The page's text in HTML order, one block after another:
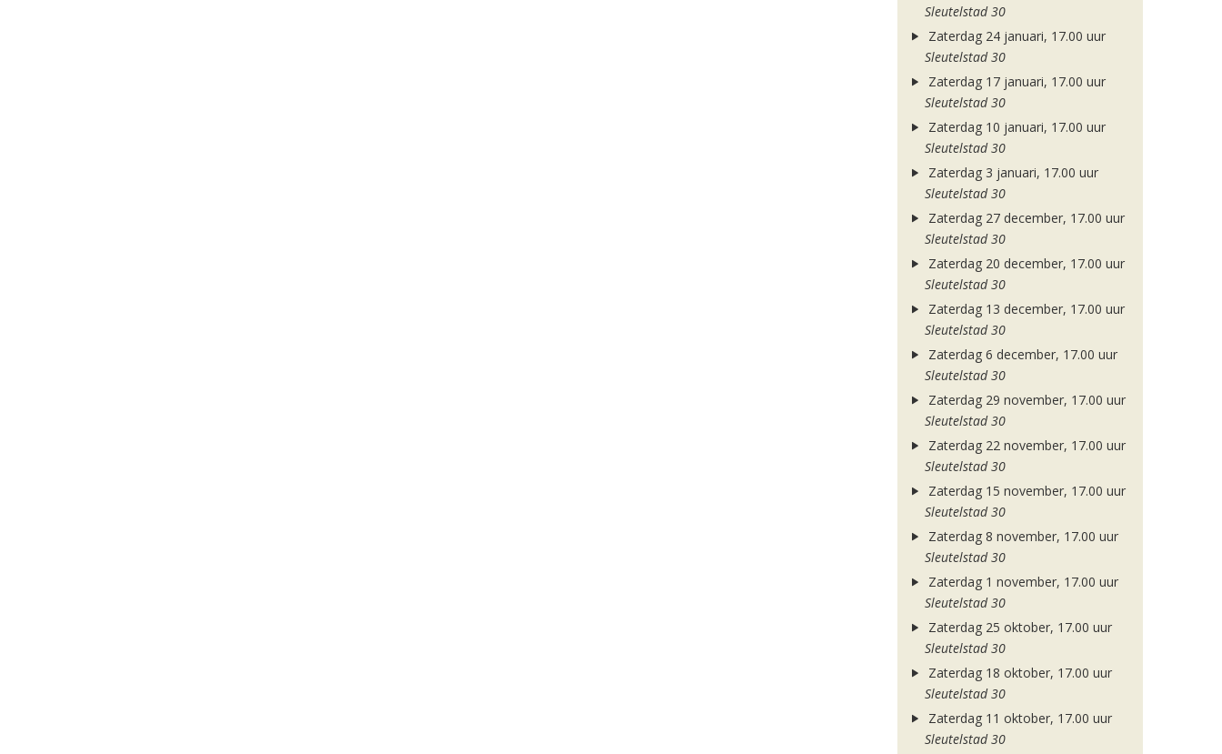
Sleutelstad 30
Zaterdag 24 januari, 17.00 uur
Sleutelstad 30
Zaterdag 17 januari, 17.00 uur
Sleutelstad 30
Zaterdag 10 januari, 17.00 uur
Sleutelstad 30
Zaterdag 3 januari, 17.00 uur
Sleutelstad 30
Zaterdag 27 december, 17.00 uur
Sleutelstad 30
Zaterdag 20 december, 17.00 uur
Sleutelstad 30
Zaterdag 13 december, 17.00 uur
Sleutelstad 30
Zaterdag 6 december, 17.00 uur
Sleutelstad 30
Zaterdag 29 november, 17.00 uur
Sleutelstad 30
Zaterdag 22 november, 17.00 uur
Sleutelstad 30
Zaterdag 15 november, 17.00 uur
Sleutelstad 30
Zaterdag 8 november, 17.00 uur
Sleutelstad 30
Zaterdag 1 november, 17.00 uur
Sleutelstad 30
Zaterdag 25 oktober, 17.00 uur
Sleutelstad 30
Zaterdag 18 oktober, 17.00 uur
Sleutelstad 30
Zaterdag 11 oktober, 17.00 uur
Sleutelstad 30